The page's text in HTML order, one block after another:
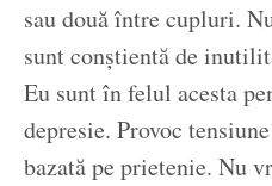
sau două între cupluri.
sunt conștientă de
Eu sunt în felul acesta
depresie. Provoc
bazată pe prietenie. Nu